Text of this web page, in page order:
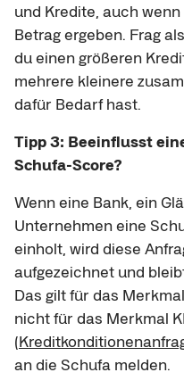
und Kredite, auch
Betrag ergeben. Frag
du einen größeren
mehrere kleinere
dafür Bedarf hast.
Tipp 3: Beeinflusst
Schufa-Score?
Wenn eine Bank, ein
Unternehmen eine
einholt, wird diese
aufgezeichnet und
Das gilt für das
nicht für das Merkmal
(
an die Schufa melden.